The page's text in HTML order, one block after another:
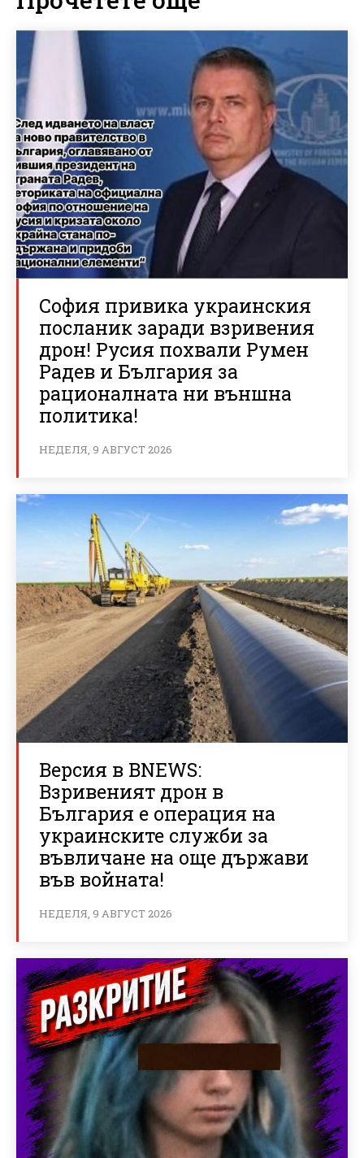
София привика украинския
посланик заради взривения
дрон! Русия похвали Румен
Радев и България за
рационалната ни външна
политика!
НЕДЕЛЯ, 9 АВГУСТ 2026
Версия в BNEWS:
Взривеният дрон в
България е операция на
украинските служби за
въвличане на още държави
във войната!
НЕДЕЛЯ, 9 АВГУСТ 2026